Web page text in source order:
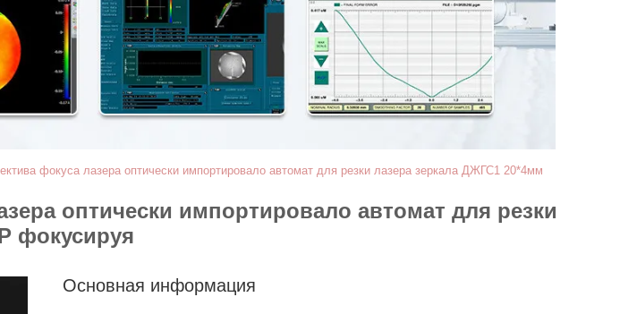
фокуса лазера оптически импортировало автомат для резки лазера зеркала ДЖГС1 20*4мм
оптически импортировало автомат для резки
фокусируя
Основная информация